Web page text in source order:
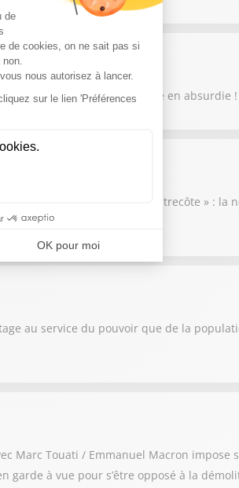
2027 : bienvenue en absurdie !
de vache plutôt qu’entrecôte » : la
français.
au service du pouvoir que de la
Marc Touati / Emmanuel Macron impose
à vue pour s’être opposé à la